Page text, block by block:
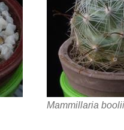
Mammillaria boolii